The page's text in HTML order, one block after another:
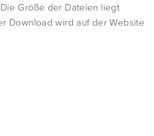
Größe der Dateien liegt
Download wird auf der Website